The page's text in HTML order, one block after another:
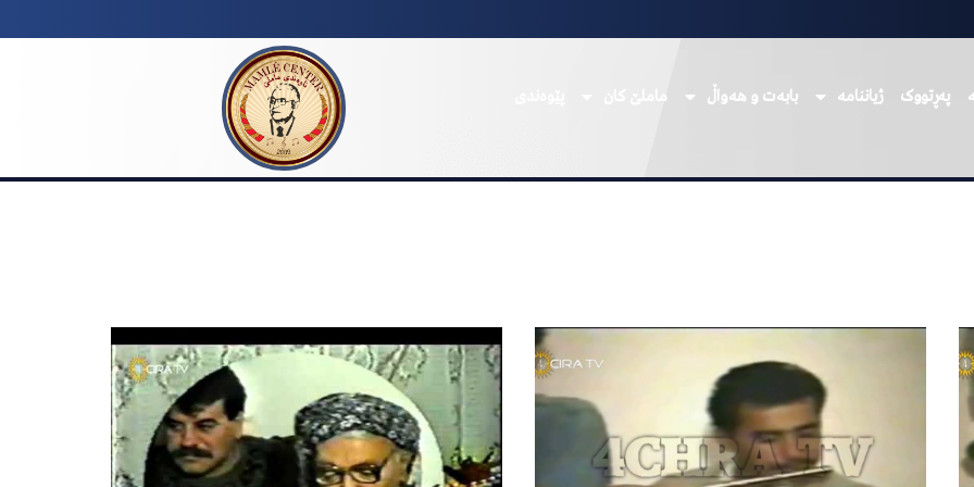
پەڕتووک ژیاننامە بابەت و هەواڵ ماملێ کان